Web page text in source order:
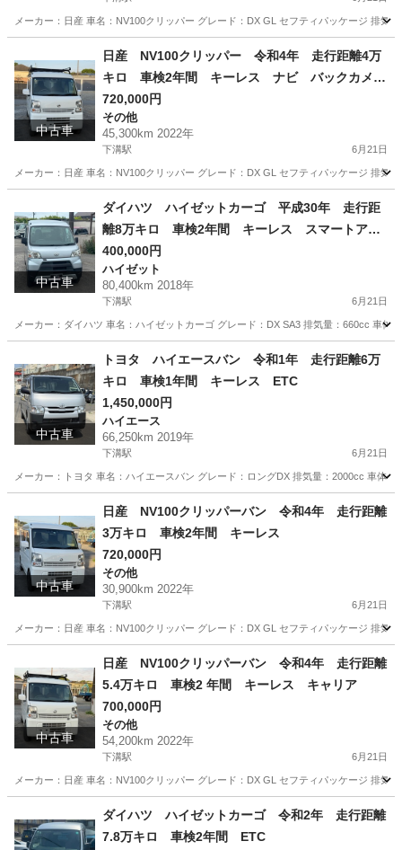
メーカー：日産 車名：NV100クリッパー グレード：DX GL セフティパッケージ 排
相模原市 その他 令和5年
中古車
日産 NV100クリッパー 令和4年 走行距離4万
キロ 車検2年間 キーレス ナビ バックカメ
ラ セフティサポート
720,000円
その他
45,300km 2022年
下溝駅 6月21日
メーカー：日産 車名：NV100クリッパー グレード：DX GL セフティパッケージ 排
相模原市 その他 走行距離
中古車
ダイハツ ハイゼットカーゴ 平成30年 走行距
離8万キロ 車検2年間 キーレス スマートアシ
スト
400,000円
ハイゼット
80,400km 2018年
下溝駅 6月21日
メーカー：ダイハツ 車名：ハイゼットカーゴ グレード：DX SA3 排気量：660cc 車
相模原市 下溝駅 ハイゼット 走行距離
中古車
トヨタ ハイエースバン 令和1年 走行距離6万
キロ 車検1年間 キーレス ETC
1,450,000円
ハイエース
66,250km 2019年
下溝駅 6月21日
メーカー：トヨタ 車名：ハイエースバン グレード：ロングDX 排気量：2000cc 車体
相模原市 ハイエース 走行距離
中古車
日産 NV100クリッパーバン 令和4年 走行距離
3万キロ 車検2年間 キーレス
720,000円
その他
30,900km 2022年
下溝駅 6月21日
メーカー：日産 車名：NV100クリッパー グレード：DX GL セフティパッケージ 排
相模原市 その他 走行距離
中古車
日産 NV100クリッパーバン 令和4年 走行距離
5.4万キロ 車検2 年間 キーレス キャリア
700,000円
その他
54,200km 2022年
下溝駅 6月21日
メーカー：日産 車名：NV100クリッパー グレード：DX GL セフティパッケージ 排
相模原市 その他 走行距離
ダイハツ ハイゼットカーゴ 令和2年 走行距離
7.8万キロ 車検2年間 ETC